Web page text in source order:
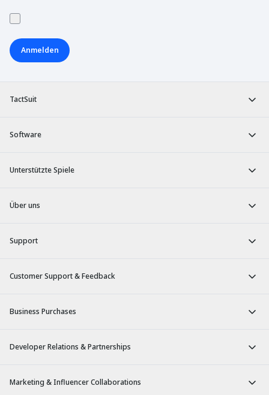
TactSuit
Software
Unterstützte Spiele
Über uns
Support
Customer Support & Feedback
Business Purchases
Developer Relations & Partnerships
Marketing & Influencer Collaborations
Anmelden